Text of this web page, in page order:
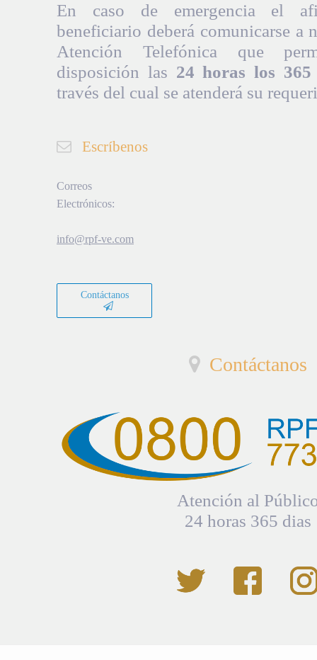
En caso de emergencia el
beneficiario deberá comunicarse a
Atención Telefónica que
disposición las 24 horas los
través del cual se atenderá su
Escríbenos
Correos
Electrónicos:
info@rpf-ve.com
Contáctanos
Contáctanos
Atención al
24 horas 365 dias